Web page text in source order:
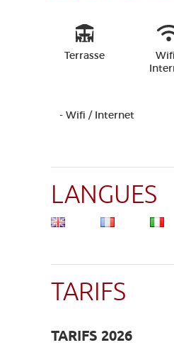
Terrasse
- Wifi / Internet
LANGUES
TARIFS
TARIFS 2026